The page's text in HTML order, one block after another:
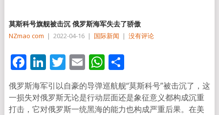
莫斯科号旗舰被击沉 俄罗斯海军失去了骄傲
NZmao com | 2022-04-16 | 国际新闻 | 没有评论
Facebook
LinkedIn
Twitter
EmailWhatsApp
分
享
俄罗斯海军引以自豪的导弹巡航舰“莫斯科号”被击沉了，这
一损失对俄罗斯无论是行动层面还是象征意义都构成沉重
打击，它对俄罗斯一统黑海的能力也构成严重后果。在美